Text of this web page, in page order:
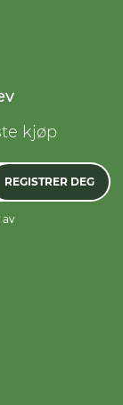
kjøp
REGISTRER DEG
av